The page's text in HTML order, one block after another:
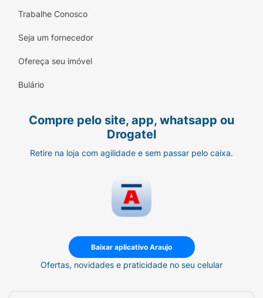
Trabalhe Conosco
Seja um fornecedor
Ofereça seu imóvel
Bulário
Compre pelo site, app, whatsapp ou
Drogatel
Retire na loja com agilidade e sem passar pelo caixa.
Baixar aplicativo Araujo
Ofertas, novidades e praticidade no seu celular